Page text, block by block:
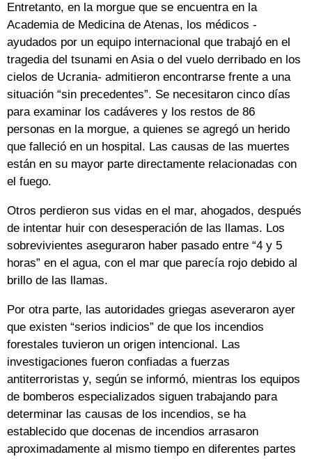
Entretanto, en la morgue que se encuentra en la
Academia de Medicina de Atenas, los médicos -
ayudados por un equipo internacional que trabajó en el
tragedia del tsunami en Asia o del vuelo derribado en los
cielos de Ucrania- admitieron encontrarse frente a una
situación “sin precedentes”. Se necesitaron cinco días
para examinar los cadáveres y los restos de 86
personas en la morgue, a quienes se agregó un herido
que falleció en un hospital. Las causas de las muertes
están en su mayor parte directamente relacionadas con
el fuego.
Otros perdieron sus vidas en el mar, ahogados, después
de intentar huir con desesperación de las llamas. Los
sobrevivientes aseguraron haber pasado entre “4 y 5
horas” en el agua, con el mar que parecía rojo debido al
brillo de las llamas.
Por otra parte, las autoridades griegas aseveraron ayer
que existen “serios indicios” de que los incendios
forestales tuvieron un origen intencional. Las
investigaciones fueron confiadas a fuerzas
antiterroristas y, según se informó, mientras los equipos
de bomberos especializados siguen trabajando para
determinar las causas de los incendios, se ha
establecido que docenas de incendios arrasaron
aproximadamente al mismo tiempo en diferentes partes